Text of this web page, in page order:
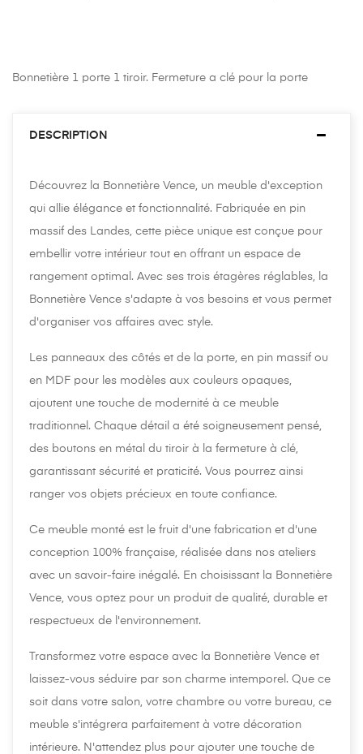
Bonnetière 1 porte 1 tiroir. Fermeture a clé pour la porte
DESCRIPTION
Découvrez la Bonnetière Vence, un meuble d'exception
qui allie élégance et fonctionnalité. Fabriquée en pin
massif des Landes, cette pièce unique est conçue pour
embellir votre intérieur tout en offrant un espace de
rangement optimal. Avec ses trois étagères réglables, la
Bonnetière Vence s'adapte à vos besoins et vous permet
d'organiser vos affaires avec style.
Les panneaux des côtés et de la porte, en pin massif ou
en MDF pour les modèles aux couleurs opaques,
ajoutent une touche de modernité à ce meuble
traditionnel. Chaque détail a été soigneusement pensé,
des boutons en métal du tiroir à la fermeture à clé,
garantissant sécurité et praticité. Vous pourrez ainsi
ranger vos objets précieux en toute confiance.
Ce meuble monté est le fruit d'une fabrication et d'une
conception 100% française, réalisée dans nos ateliers
avec un savoir-faire inégalé. En choisissant la Bonnetière
Vence, vous optez pour un produit de qualité, durable et
respectueux de l'environnement.
Transformez votre espace avec la Bonnetière Vence et
laissez-vous séduire par son charme intemporel. Que ce
soit dans votre salon, votre chambre ou votre bureau, ce
meuble s'intégrera parfaitement à votre décoration
intérieure. N'attendez plus pour ajouter une touche de